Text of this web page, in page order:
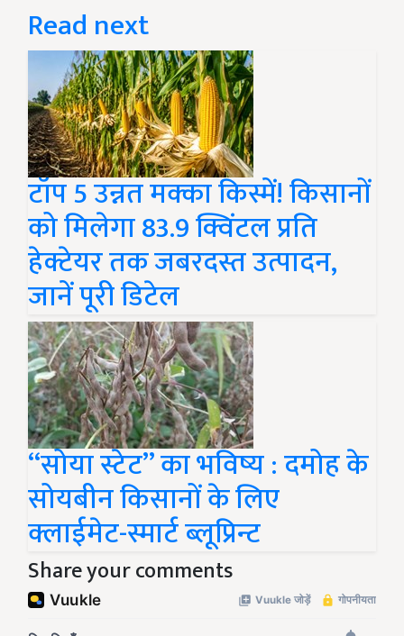
Read next
टॉप 5 उन्नत मक्का किस्में! किसानों
को मिलेगा 83.9 क्विंटल प्रति
हेक्टेयर तक जबरदस्त उत्पादन,
जानें पूरी डिटेल
“सोया स्टेट’’ का भविष्य : दमोह के
सोयबीन किसानों के लिए
क्लाईमेट-स्मार्ट ब्लूप्रिन्ट
Share your comments